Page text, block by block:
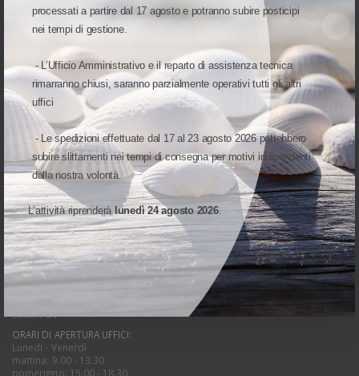
processati a partire dal 17 agosto e potranno subire posticipi
nei tempi di gestione.
- L’Ufficio Amministrativo e il reparto di assistenza tecnica
rimarranno chiusi, saranno parzialmente operativi tutti gli altri
uffici
- Le spedizioni effettuate dal 17 al 23 agosto 2026 potrebbero
subire slittamenti nei tempi di consegna per motivi indipendenti
dalla nostra volontà.
L’attività riprenderàlunedì 24 agosto 2026.
INDIRIZZO:
Via Cap. Luca Mazzella, 40-44
82100 Benevento(BN)
Italia
PARTITA IVA:
01066160621
TELEFONO:
+39 0824 1815960
21080
PEC:
snap@pec.snapsrl.it
SUBM70N
ORARI DI APERTURA UFFICI:
Lunedi - Venerdì
mattina: 9.00 - 13.30
pomeriggio: 15.00 - 18.30